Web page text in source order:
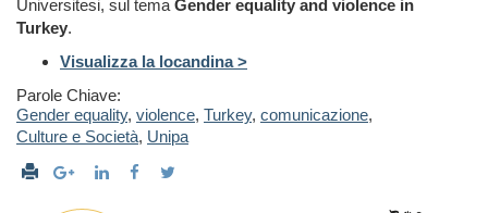
Üniversitesi, sul temaGender equality and violence in
Turkey.
Visualizza la locandina >
Parole Chiave:
Gender equality, violence, Turkey, comunicazione,
Culture e Società, Unipa